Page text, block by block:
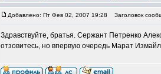
Добавлено: Пт Фев 02, 2007 19:28 Заголовок
Здравствуйте, братья. Сержант Петренко
отзовитесь, но впервую очередь Марат